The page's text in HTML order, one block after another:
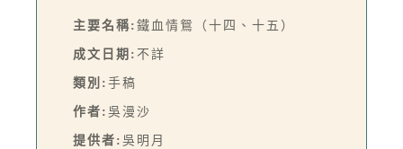
主要名稱: 鐵血情鴛（十四、十五）
成文日期: 不詳
類別: 手稿
作者: 吳漫沙
提供者: 吳明月